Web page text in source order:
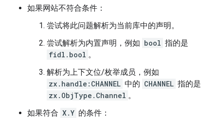
如果网站不符合条件：
尝试将此问题解析为当前库中的声明。
尝试解析为内置声明，例如 bool 指的是
fidl.bool 。
解析为上下文位/枚举成员，例如
zx.handle:CHANNEL 中的 CHANNEL 指的是
zx.ObjType.Channel 。
如果符合 X.Y 的条件：